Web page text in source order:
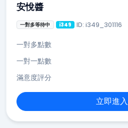
安悅醬
一對多等待中 i349 ID: i349_301116
一對多點數
一對一點數
滿意度評分
立即進入